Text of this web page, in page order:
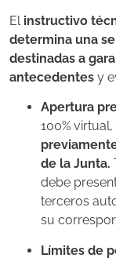
El instructivo
determina una
destinadas a
antecedentes y
Apertura
100% virtual,
de la Junta.
debe
terceros
su
Límites de